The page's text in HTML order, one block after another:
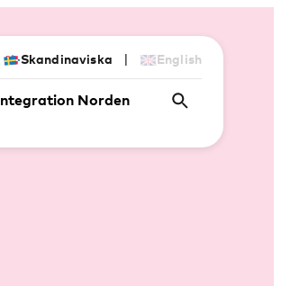
Skandinaviska | English
Norden